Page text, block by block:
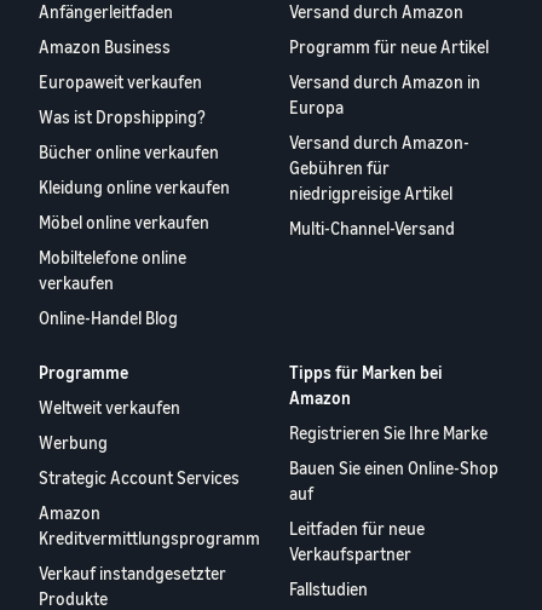
Anfängerleitfaden
Amazon Business
Europaweit verkaufen
Was ist Dropshipping?
Bücher online verkaufen
Kleidung online verkaufen
Möbel online verkaufen
Mobiltelefone online
verkaufen
Online-Handel Blog
Versand durch Amazon
Programm für neue Artikel
Versand durch Amazon in
Europa
Versand durch Amazon-
Gebühren für
niedrigpreisige Artikel
Multi-Channel-Versand
Programme
Weltweit verkaufen
Werbung
Strategic Account Services
Amazon
Kreditvermittlungsprogramm
Verkauf instandgesetzter
Produkte
Tipps für Marken bei
Amazon
Registrieren Sie Ihre Marke
Bauen Sie einen Online-Shop
auf
Leitfaden für neue
Verkaufspartner
Fallstudien